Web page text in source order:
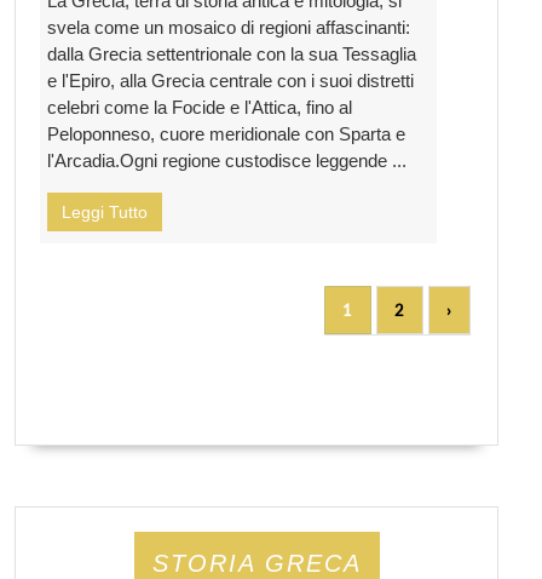
svela come un mosaico di regioni affascinanti:
dalla Grecia settentrionale con la sua Tessaglia
e l'Epiro, alla Grecia centrale con i suoi distretti
celebri come la Focide e l'Attica, fino al
Peloponneso, cuore meridionale con Sparta e
l'Arcadia.Ogni regione custodisce leggende ...
Leggi Tutto
1 2 ›
STORIA GRECA